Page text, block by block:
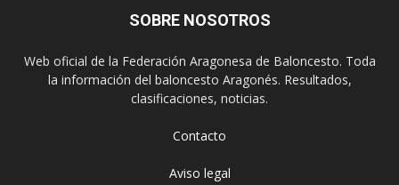
SOBRE NOSOTROS
Web oficial de la Federación Aragonesa de Baloncesto. Toda
la información del baloncesto Aragonés. Resultados,
clasificaciones, noticias.
Contacto
Aviso legal